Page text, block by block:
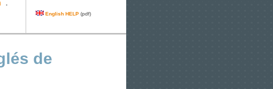
.
English HELP (pdf)
de